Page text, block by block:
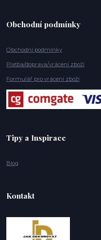
Obchodní podmínky
Obchodní podmínky
Platba/doprava/vrácení zboží
Formulář pro vrácení zboží
Tipy a Inspirace
Blog
Kontakt